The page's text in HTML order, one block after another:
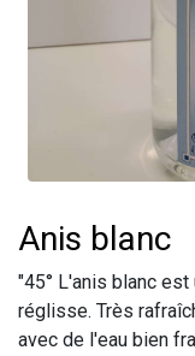
Anis blanc
"45° L'anis blanc
réglisse. Très
avec de l'eau bien